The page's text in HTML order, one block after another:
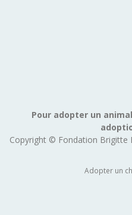
Pour adopter un
Copyright © Fondation Brigitte
Adopter un